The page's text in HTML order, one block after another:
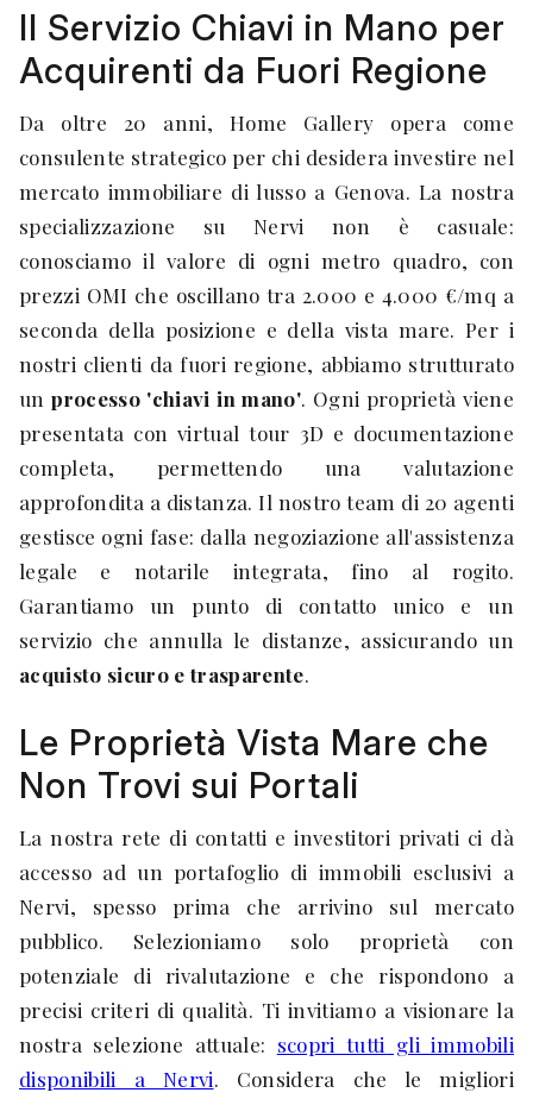
Il Servizio Chiavi in Mano per
Acquirenti da Fuori Regione
Da oltre 20 anni, Home Gallery opera come
consulente strategico per chi desidera investire nel
mercato immobiliare di lusso a Genova. La nostra
specializzazione su Nervi non è casuale:
conosciamo il valore di ogni metro quadro, con
prezzi OMI che oscillano tra 2.000 e 4.000 €/mq a
seconda della posizione e della vista mare. Per i
nostri clienti da fuori regione, abbiamo strutturato
unprocesso 'chiavi in mano'. Ogni proprietà viene
presentata con virtual tour 3D e documentazione
completa, permettendo una valutazione
approfondita a distanza. Il nostro team di 20 agenti
gestisce ogni fase: dalla negoziazione all'assistenza
legale e notarile integrata, fino al rogito.
Garantiamo un punto di contatto unico e un
servizio che annulla le distanze, assicurando un
acquisto sicuro e trasparente.
Le Proprietà Vista Mare che
Non Trovi sui Portali
La nostra rete di contatti e investitori privati ci dà
accesso ad un portafoglio di immobili esclusivi a
Nervi, spesso prima che arrivino sul mercato
pubblico. Selezioniamo solo proprietà con
potenziale di rivalutazione e che rispondono a
precisi criteri di qualità. Ti invitiamo a visionare la
nostra selezione attuale: scopri tutti gli immobili
disponibili a Nervi. Considera che le migliori